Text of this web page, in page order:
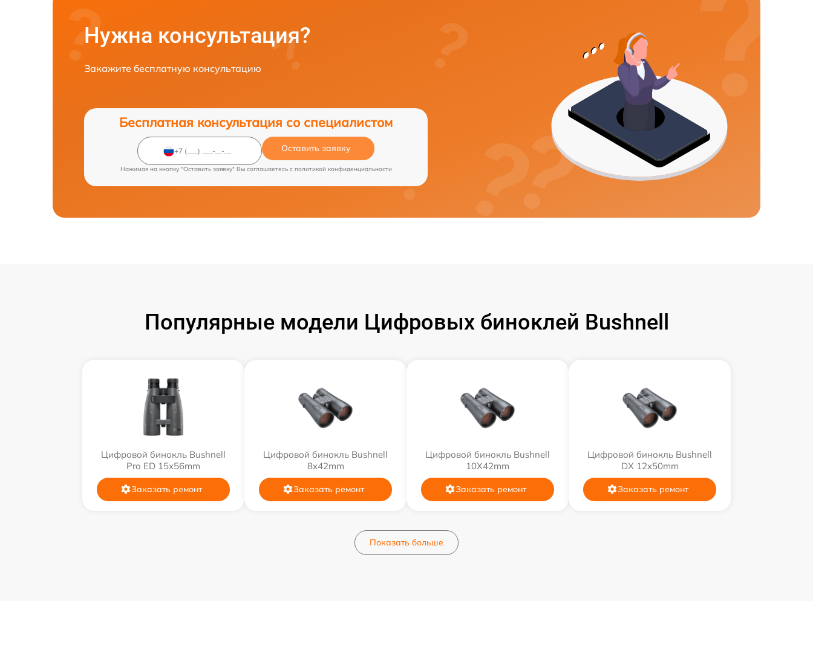
Нужна консультация?
Закажите бесплатную консультацию
Бесплатная консультация со специалистом
Оставить заявку
Нажимая на кнопку "Оставить заявку" Вы соглашаетесь c политикой конфиденциальности
Популярные модели Цифровых биноклей Bushnell
Цифровой бинокль Bushnell
Pro ED 15x56mm
Заказать ремонт
Цифровой бинокль Bushnell
8x42mm
Заказать ремонт
Цифровой бинокль Bushnell
10X42mm
Заказать ремонт
Цифровой бинокль Bushnell
DX 12x50mm
Заказать ремонт
Показать больше